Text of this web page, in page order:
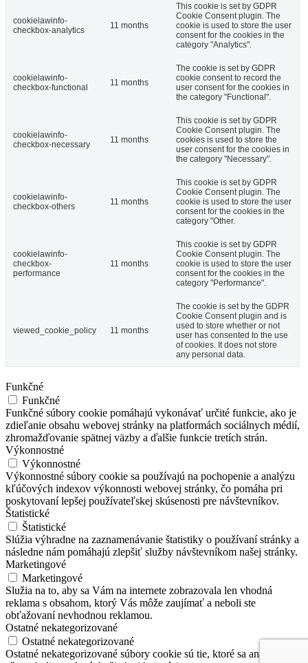
cookielawinfo-
checkbox-analytics
11 months
This cookie is set by GDPR
Cookie Consent plugin. The
cookie is used to store the user
consent for the cookies in the
category "Analytics".
cookielawinfo-
checkbox-functional
11 months
The cookie is set by GDPR
cookie consent to record the
user consent for the cookies in
the category "Functional".
cookielawinfo-
checkbox-necessary
11 months
This cookie is set by GDPR
Cookie Consent plugin. The
cookies is used to store the
user consent for the cookies in
the category "Necessary".
cookielawinfo-
checkbox-others
11 months
This cookie is set by GDPR
Cookie Consent plugin. The
cookie is used to store the user
consent for the cookies in the
category "Other.
cookielawinfo-
checkbox-
performance
11 months
This cookie is set by GDPR
Cookie Consent plugin. The
cookie is used to store the user
consent for the cookies in the
category "Performance".
viewed_cookie_policy 11 months
The cookie is set by the GDPR
Cookie Consent plugin and is
used to store whether or not
user has consented to the use
of cookies. It does not store
any personal data.
Funkčné
Funkčné
Funkčné súbory cookie pomáhajú vykonávať určité funkcie, ako je
zdieľanie obsahu webovej stránky na platformách sociálnych médií,
zhromažďovanie spätnej väzby a ďalšie funkcie tretích strán.
Výkonnostné
Výkonnostné
Výkonnostné súbory cookie sa používajú na pochopenie a analýzu
kľúčových indexov výkonnosti webovej stránky, čo pomáha pri
poskytovaní lepšej používateľskej skúsenosti pre návštevníkov.
Štatistické
Štatistické
Slúžia výhradne na zaznamenávanie štatistiky o používaní stránky a
následne nám pomáhajú zlepšiť služby návštevníkom našej stránky.
Marketingové
Marketingové
Služia na to, aby sa Vám na internete zobrazovala len vhodná
reklama s obsahom, ktorý Vás môže zaujímať a neboli ste
obťažovaní nevhodnou reklamou.
Ostatné nekategorizované
Ostatné nekategorizované
Ostatné nekategorizované súbory cookie sú tie, ktoré sa analyzujú a